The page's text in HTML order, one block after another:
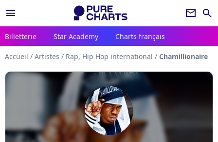
menu newsletter search
Billetterie Star Academy Charts français
Accueil / Artistes / Rap, Hip Hop international / Chamillionaire